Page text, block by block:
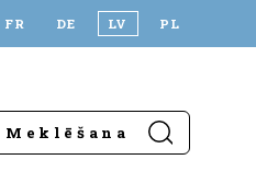
FR DE LV PL